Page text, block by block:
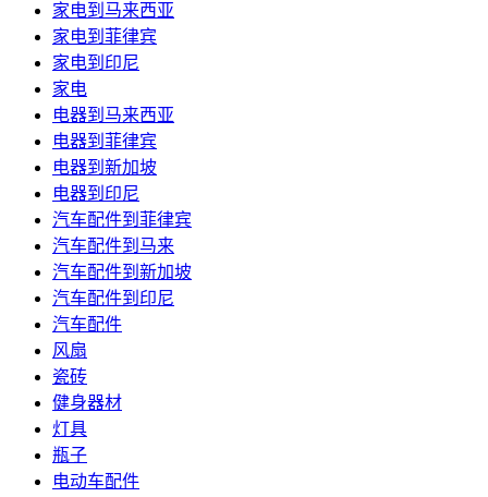
家电到马来西亚
家电到菲律宾
家电到印尼
家电
电器到马来西亚
电器到菲律宾
电器到新加坡
电器到印尼
汽车配件到菲律宾
汽车配件到马来
汽车配件到新加坡
汽车配件到印尼
汽车配件
风扇
瓷砖
健身器材
灯具
瓶子
电动车配件